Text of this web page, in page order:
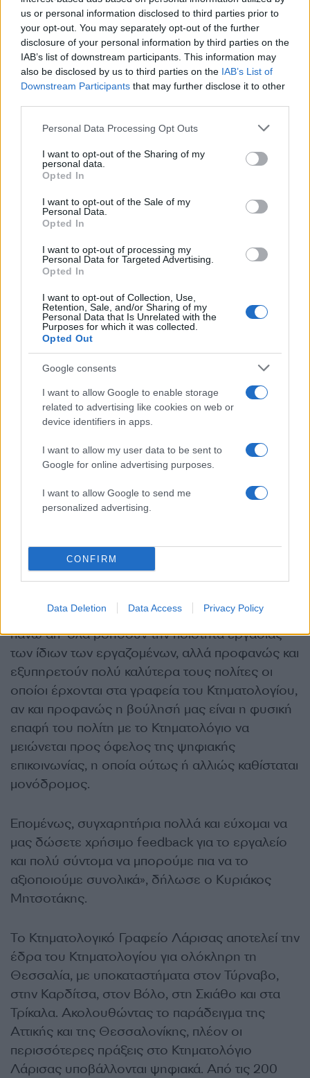
us or personal information disclosed to third parties prior to
your opt-out. You may separately opt-out of the further
disclosure of your personal information by third parties on the
IAB’s list of downstream participants. This information may
also be disclosed by us to third parties on the IAB’s List of
Downstream Participants that may further disclose it to other
Please note that this website/app uses one or more Google
not limited to your visit or usage behaviour. You may click to
grant or deny consent to Google and its third-party tags to
use your data for below specified purposes in below Google
consent section.
Personal Data Processing Opt Outs
I want to opt-out of the Sharing of my
personal data.
Opted In
I want to opt-out of the Sale of my
Personal Data.
Opted In
I want to opt-out of processing my
Personal Data for Targeted Advertising.
Opted In
I want to opt-out of Collection, Use,
Retention, Sale, and/or Sharing of my
Personal Data that Is Unrelated with the
Purposes for which it was collected.
Opted Out
Google consents
I want to allow Google to enable storage
related to advertising like cookies on web or
device identifiers in apps.
I want to allow my user data to be sent to
Google for online advertising purposes.
I want to allow Google to send me
personalized advertising.
CONFIRM
Data Deletion Data Access Privacy Policy
Να σταθώ στη μεγάλη σημασία του νομοσχεδίου
το οποίο ψηφίζεται τις επόμενες εβδομάδες,
που θα διευκολύνει σημαντικά όλες τις
συναλλαγές οι οποίες αφορούν στο
μεγάλη μου χαρά για το γεγονός ότι μπορούμε
να αποδείξουμε στην πράξη ότι τα εργαλεία
τεχνητής νοημοσύνης έχουν τη δυνατότητα να
απλοποιήσουν και να αυξήσουν σημαντικά την
παραγωγικότητα των δημοσίων υπαλλήλων.
Θέλω να πιστεύω ότι αυτό το εργαλείο, το οποίο
χρησιμοποιείται για επαναλαμβανόμενες πράξεις,
όπως, ας πούμε, οι αναγνώσεις συμβολαίων, και
ουσιαστικά υποδεικνύει στους υπαλλήλους και
τους διευκολύνει σε σχέση με τις κινήσεις τις
οποίες πρέπει να κάνουν, ότι θα βρει εφαρμογή
και σε πολλές άλλες διαδικασίες του Δημοσίου,
έτσι ώστε να βελτιώσουμε την παραγωγικότητα,
πολύ πιο γρήγορα.
καινούρια γραφεία, τα οποία σίγουρα πρώτα και
πάνω απ’ όλα βοηθούν την ποιότητα εργασίας
των ίδιων των εργαζομένων, αλλά προφανώς και
εξυπηρετούν πολύ καλύτερα τους πολίτες οι
οποίοι έρχονται στα γραφεία του Κτηματολογίου,
αν και προφανώς η βούλησή μας είναι η φυσική
επαφή του πολίτη με το Κτηματολόγιο να
μειώνεται προς όφελος της ψηφιακής
επικοινωνίας, η οποία ούτως ή αλλιώς καθίσταται
μονόδρομος.
Επομένως, συγχαρητήρια πολλά και εύχομαι να
μας δώσετε χρήσιμο feedback για το εργαλείο
και πολύ σύντομα να μπορούμε πια να το
αξιοποιούμε συνολικά», δήλωσε ο Κυριάκος
Μητσοτάκης.
Το Κτηματολογικό Γραφείο Λάρισας αποτελεί την
έδρα του Κτηματολογίου για ολόκληρη τη
Θεσσαλία, με υποκαταστήματα στον Τύρναβο,
στην Καρδίτσα, στον Βόλο, στη Σκιάθο και στα
Τρίκαλα. Ακολουθώντας το παράδειγμα της
Αττικής και της Θεσσαλονίκης, πλέον οι
περισσότερες πράξεις στο Κτηματολόγιο
Λάρισας υποβάλλονται ψηφιακά. Από τις 200